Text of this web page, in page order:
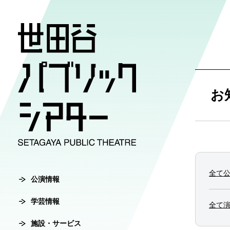
公演情報
公演情報
主催公演ラ
公演カレンダ
チケット発売
公演アーカイ
学芸情報
学芸情報
学芸プログ
学芸プログ
学芸刊行物
施設・サービス
施設・
世田谷パブ
シアタートラ
鑑賞サポート
劇場案内
館長ご挨拶
芸術監督ご挨
協賛・協力
チケッ
オンラインチ
転売行為の
お
全て
全て